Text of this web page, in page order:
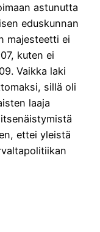
astunutta
eduskunnan
majesteetti ei
kuten ei
Vaikka laki
sillä oli
laaja
ettei yleistä